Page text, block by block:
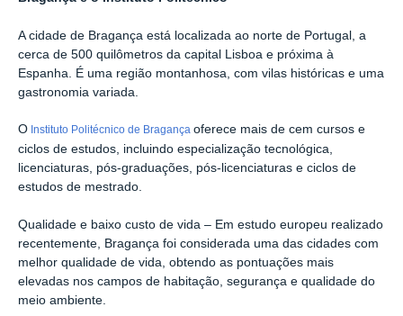
A cidade de Bragança está localizada ao norte de Portugal, a
cerca de 500 quilômetros da capital Lisboa e próxima à
Espanha. É uma região montanhosa, com vilas históricas e uma
gastronomia variada.
O Instituto Politécnico de Bragança oferece mais de cem cursos e
ciclos de estudos, incluindo especialização tecnológica,
licenciaturas, pós-graduações, pós-licenciaturas e ciclos de
estudos de mestrado.
Qualidade e baixo custo de vida – Em estudo europeu realizado
recentemente, Bragança foi considerada uma das cidades com
melhor qualidade de vida, obtendo as pontuações mais
elevadas nos campos de habitação, segurança e qualidade do
meio ambiente.